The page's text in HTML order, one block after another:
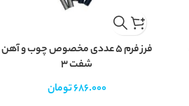
فرز فرم ۵ عددی مخصوص چوب و آهن
شفت ۳
686.000تومان